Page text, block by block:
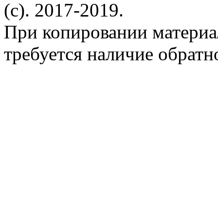
(c). 2017-2019.
При копировании
требуется наличие